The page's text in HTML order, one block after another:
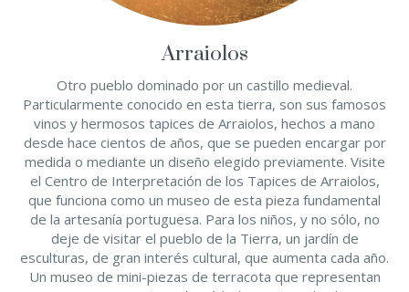
Arraiolos
Otro pueblo dominado por un castillo medieval.
Particularmente conocido en esta tierra, son sus famosos
vinos y hermosos tapices de Arraiolos, hechos a mano
desde hace cientos de años, que se pueden encargar por
medida o mediante un diseño elegido previamente. Visite
el Centro de Interpretación de los Tapices de Arraiolos,
que funciona como un museo de esta pieza fundamental
de la artesanía portuguesa. Para los niños, y no sólo, no
deje de visitar el pueblo de la Tierra, un jardín de
esculturas, de gran interés cultural, que aumenta cada año.
Un museo de mini-piezas de terracota que representan